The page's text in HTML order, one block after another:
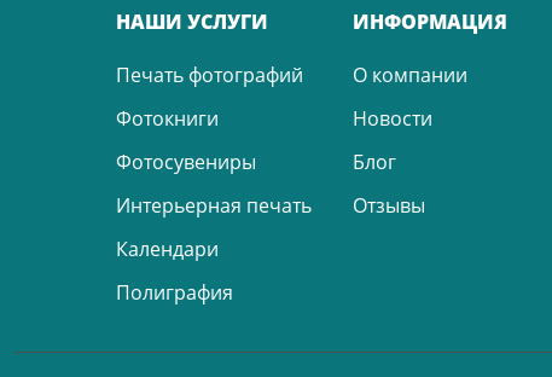
НАШИ УСЛУГИ
Печать фотографий
Фотокниги
Фотосувениры
Интерьерная печать
Календари
Полиграфия
ИНФОРМАЦИЯ
О компании
Новости
Блог
Отзывы